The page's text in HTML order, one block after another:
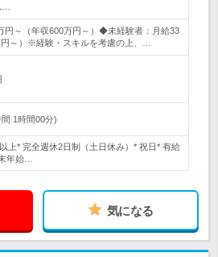
円～（年収600万円～）◆未経験者：月給33
～）※経験・スキルを考慮の上、…
1時間00分)
上* 完全週休2日制（土日休み）* 祝日* 有給
年始…
気になる